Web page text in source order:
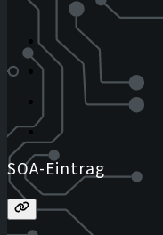
SOA-Eintrag